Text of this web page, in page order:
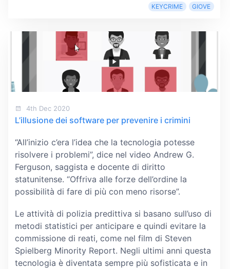
KEYCRIME
GIOVE
4th Dec 2020
L’illusione dei software per prevenire i crimini
“All’inizio c’era l’idea che la tecnologia potesse
risolvere i problemi”, dice nel video Andrew G.
Ferguson, saggista e docente di diritto
statunitense. “Offriva alle forze dell’ordine la
possibilità di fare di più con meno risorse”.
Le attività di polizia predittiva si basano sull’uso di
metodi statistici per anticipare e quindi evitare la
commissione di reati, come nel film di Steven
Spielberg Minority Report. Negli ultimi anni questa
tecnologia è diventata sempre più sofisticata e in